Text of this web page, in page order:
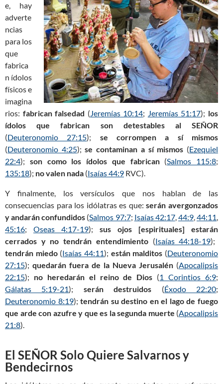
e, hay
adverte
ncias
para los
que
fabrica
n ídolos
físicos e
imagina
rios: fabrican falsedad (Jeremías 10:14; Jeremías 51:17); los
ídolos que fabrican son detestables al SEÑOR
(Deuteronomio 27:15); se corrompen a sí mismos
(Deuteronomio 4:25);se contaminan a sí mismos (Ezequiel
22:4); son como los ídolos que fabrican(Salmos 115:8;
135:18); no valen nada (Isaías 44:9 RVC).
Y finalmente, los versículos que nos hablan de las
consecuencias para los idólatras es que:serán avergonzados
y andarán confundidos (Salmos 97:7; Isaías 42:17,44:9,44:11,
45:16; Oseas 4:17-19); sus ojos [espirituales] estarán
cerrados y notendrán entendimiento(Isaías 44:18-19);
tendrán miedo(Isaías 44:11); están malditos (Deuteronomio
27:15); quedarán fuera de la Nueva Jerusalén (Apocalipsis
22:15); no heredarán el reino de Dios (1 Corintios 6:9;
Gálatas 5:19-21); serán destruidos (Éxodo 22:20;
Deuteronomio 8:19);tendrán su destino en el lago de fuego
que arde con azufre y que es la segunda muerte (Apocalipsis
21:8).
El SEÑOR Solo Quiere Salvarnos y
Bendecirnos